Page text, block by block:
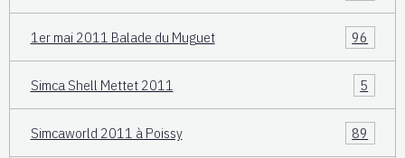
1er mai 2011 Balade du Muguet 96
Simca Shell Mettet 2011 5
Simcaworld 2011 à Poissy 89